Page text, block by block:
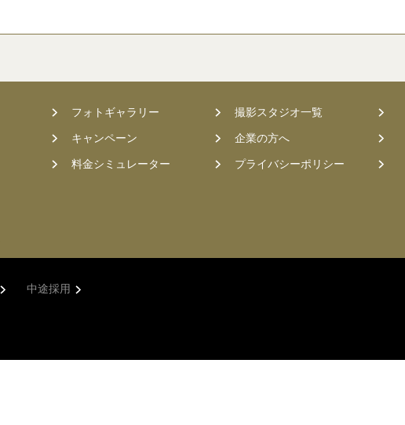
フォトギャラリー 撮影スタジオ一覧
キャンペーン 企業の方へ
料金シミュレーター プライバシーポリシー
中途採用